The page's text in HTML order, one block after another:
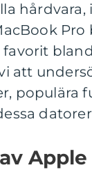
hårdvara,
Pro
att
populära
Apple